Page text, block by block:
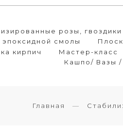
розы,
смолы
кирпич
Мастер-класс
Кашпо/ Вазы
Главная